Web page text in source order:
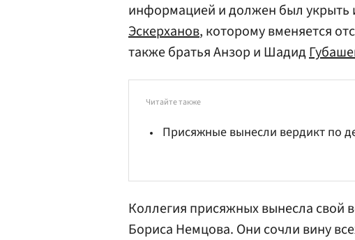
информацией и должен был укрыть
Эскерханов, которому вменяется
также братья Анзор и Шадид
Читайте также
Присяжные вынесли вердикт по
Коллегия присяжных вынесла свой
Бориса Немцова. Они сочли вину